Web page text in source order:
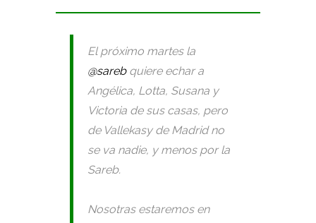
El próximo martes la
@sarebquiere echar a
Angélica, Lotta, Susana y
Victoria de sus casas, pero
de Vallekasy de Madrid no
se va nadie, y menos por la
Sareb.
Nosotras estaremos en